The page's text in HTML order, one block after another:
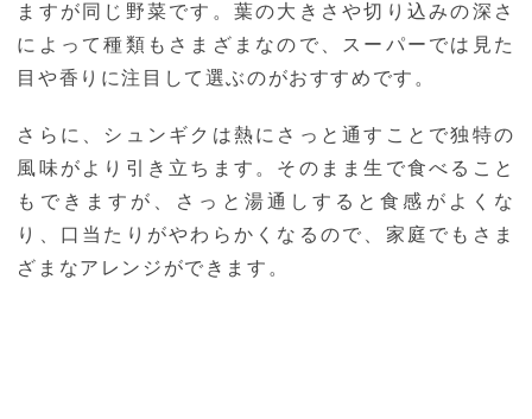
ますが同じ野菜です。葉の大きさや切り込みの深さ
によって種類もさまざまなので、スーパーでは見た
目や香りに注目して選ぶのがおすすめです。
さらに、シュンギクは熱にさっと通すことで独特の
風味がより引き立ちます。そのまま生で食べること
もできますが、さっと湯通しすると食感がよくな
り、口当たりがやわらかくなるので、家庭でもさま
ざまなアレンジができます。